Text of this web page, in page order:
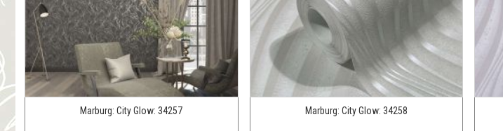
Marburg:City Glow:34257 Marburg: City Glow: 34258